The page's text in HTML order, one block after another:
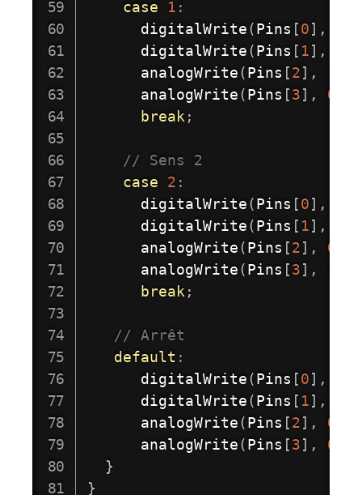
case
1 :
digitalWrite(Pins [0] ,
digitalWrite(Pins [ 1] ,
analogWrite(Pins [2] ,
analogWrite(Pins [3] , 0
break ;
// Sens 2
case
2 :
digitalWrite(Pins [0] ,
digitalWrite(Pins [ 1] ,
analogWrite(Pins [2] , 0
analogWrite(Pins [3] ,
break ;
// Arrêt
default :
digitalWrite(Pins [0] ,
digitalWrite(Pins [ 1] ,
analogWrite(Pins [2] , 0
analogWrite(Pins [3] , 0
}
}